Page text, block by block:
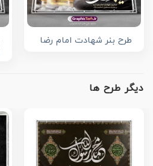
طرح بنر شهادت امام رضا
دیگر طرح ها